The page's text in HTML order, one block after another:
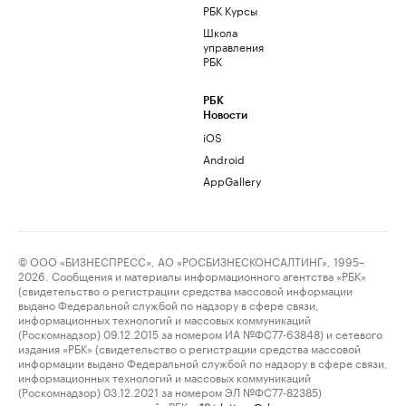
РБК Курсы
Школа
управления
РБК
РБК
Новости
iOS
Android
AppGallery
© ООО «БИЗНЕСПРЕСС», АО «РОСБИЗНЕСКОНСАЛТИНГ», 1995–
2026. Сообщения и материалы информационного агентства «РБК»
(свидетельство о регистрации средства массовой информации
выдано Федеральной службой по надзору в сфере связи,
информационных технологий и массовых коммуникаций
(Роскомнадзор) 09.12.2015 за номером ИА №ФС77-63848) и сетевого
издания «РБК» (свидетельство о регистрации средства массовой
информации выдано Федеральной службой по надзору в сфере связи,
информационных технологий и массовых коммуникаций
(Роскомнадзор) 03.12.2021 за номером ЭЛ №ФС77-82385)